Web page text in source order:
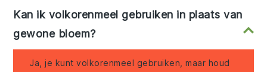
Kan ik volkorenmeel gebruiken in plaats van
gewone bloem?
Ja, je kunt volkorenmeel gebruiken, maar houd